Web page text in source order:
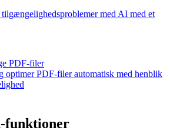
tilgængelighedsproblemer med AI med et
PDF-filer
optimer PDF-filer automatisk med henblik
funktioner